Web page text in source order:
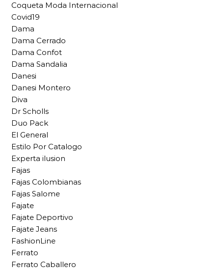
Coqueta Moda Internacional
Covid19
Dama
Dama Cerrado
Dama Confot
Dama Sandalia
Danesi
Danesi Montero
Diva
Dr Scholls
Duo Pack
El General
Estilo Por Catalogo
Experta ilusion
Fajas
Fajas Colombianas
Fajas Salome
Fajate
Fajate Deportivo
Fajate Jeans
FashionLine
Ferrato
Ferrato Caballero